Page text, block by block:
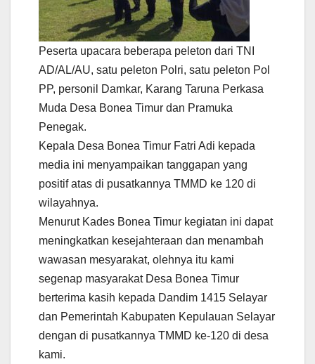
Peserta upacara beberapa peleton dari TNI
AD/AL/AU, satu peleton Polri, satu peleton Pol
PP, personil Damkar, Karang Taruna Perkasa
Muda Desa Bonea Timur dan Pramuka
Penegak.
Kepala Desa Bonea Timur Fatri Adi kepada
media ini menyampaikan tanggapan yang
positif atas di pusatkannya TMMD ke 120 di
wilayahnya.
Menurut Kades Bonea Timur kegiatan ini dapat
meningkatkan kesejahteraan dan menambah
wawasan mesyarakat, olehnya itu kami
segenap masyarakat Desa Bonea Timur
berterima kasih kepada Dandim 1415 Selayar
dan Pemerintah Kabupaten Kepulauan Selayar
dengan di pusatkannya TMMD ke-120 di desa
kami.